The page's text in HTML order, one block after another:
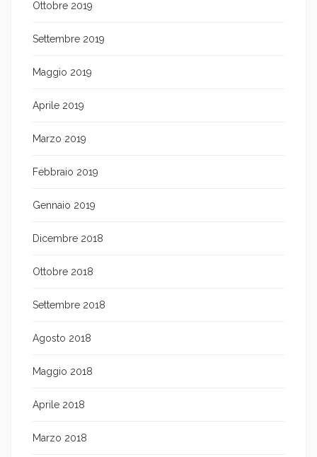
Ottobre 2019
Settembre 2019
Maggio 2019
Aprile 2019
Marzo 2019
Febbraio 2019
Gennaio 2019
Dicembre 2018
Ottobre 2018
Settembre 2018
Agosto 2018
Maggio 2018
Aprile 2018
Marzo 2018